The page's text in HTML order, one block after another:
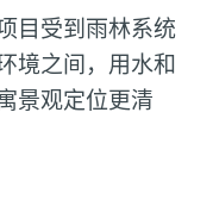
目受到雨林系统
境之间，用水和
景观定位更清